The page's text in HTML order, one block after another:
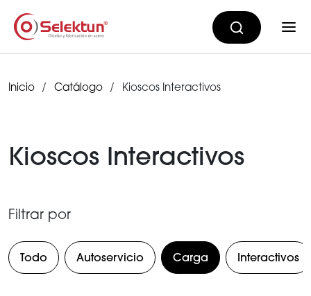
Inicio Catálogo Kioscos Interactivos
Kioscos Interactivos
Filtrar por
Todo Autoservicio Carga Interactivos